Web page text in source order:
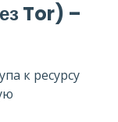
Tor) –
к ресурсу